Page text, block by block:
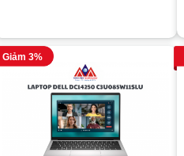
Giảm 3%